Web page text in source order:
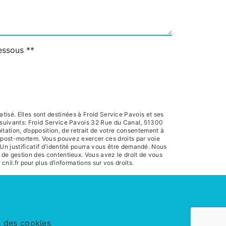
**
Elles sont destinées à Froid Service Pavois et ses
Froid Service Pavois 32 Rue du Canal, 51300
d’opposition, de retrait de votre consentement à
mortem. Vous pouvez exercer ces droits par voie
justificatif d'identité pourra vous être demandé. Nous
gestion des contentieux. Vous avez le droit de vous
pour plus d’informations sur vos droits.
des cookies